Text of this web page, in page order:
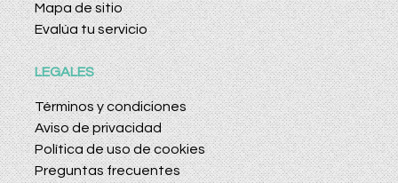
Mapa de sitio
Evalúa tu servicio
LEGALES
Términos y condiciones
Aviso de privacidad
Política de uso de cookies
Preguntas frecuentes